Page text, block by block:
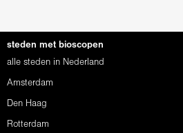
steden met bioscopen
alle steden in Nederland
Amsterdam
Den Haag
Rotterdam